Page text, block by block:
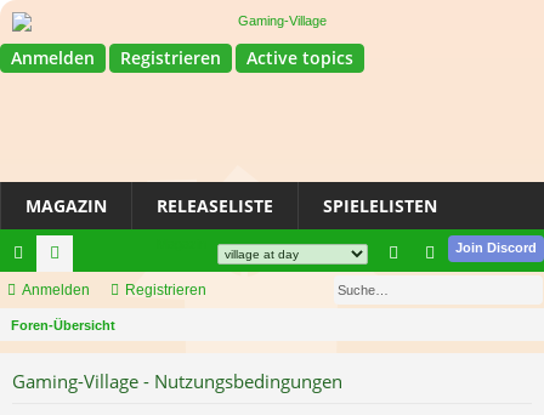
Anmelden Registrieren Active topics
MAGAZIN RELEASELISTE SPIELELISTEN
ch
ne
or
en
Join Discord
Anmelden Registrieren
Foren-Übersicht
u
Gaming-Village - Nutzungsbedingungen